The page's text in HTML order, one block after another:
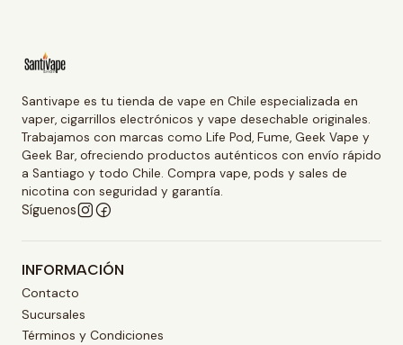
Santivape es tu tienda de vape en Chile especializada en
vaper, cigarrillos electrónicos y vape desechable originales.
Trabajamos con marcas como Life Pod, Fume, Geek Vape y
Geek Bar, ofreciendo productos auténticos con envío rápido
a Santiago y todo Chile. Compra vape, pods y sales de
nicotina con seguridad y garantía.
Síguenos
INFORMACIÓN
Contacto
Sucursales
Términos y Condiciones